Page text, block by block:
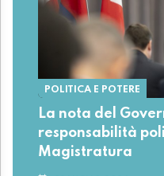
POLITICA E POTERE
La nota del
responsabilità
Magistratura